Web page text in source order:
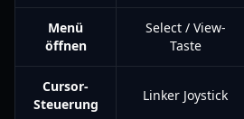
Menü
öffnen
Select / View-
Taste
Cursor-
Steuerung
Linker Joystick